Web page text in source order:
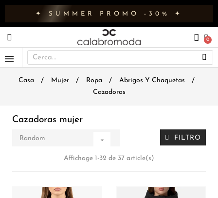
✦ SUMMER PROMO -30% ✦
Casa Mujer Ropa
Abrigos Y Chaquetas
Cazadoras
Cazadoras mujer
Random  FILTRO
Affichage 1-32 de 37 article(s)